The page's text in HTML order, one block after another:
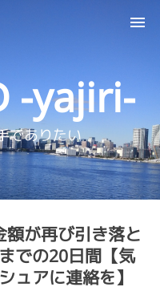
-yajiri-
でありたい
額が再び引き落と
での20日間【気
ュアに連絡を】